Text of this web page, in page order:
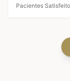
Pacientes